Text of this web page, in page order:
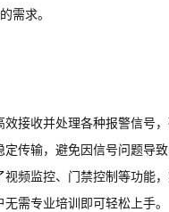
需求。
接收并处理各种报警信号
传输，避免因信号问题导致
频监控、门禁控制等功能，
需专业培训即可轻松上手。